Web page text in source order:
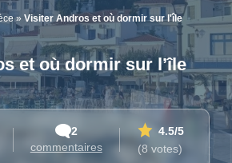
» Visiter Andros et où dormir sur l'île
et où dormir sur l’île
2
commentaires
4.5/5
(8 votes)